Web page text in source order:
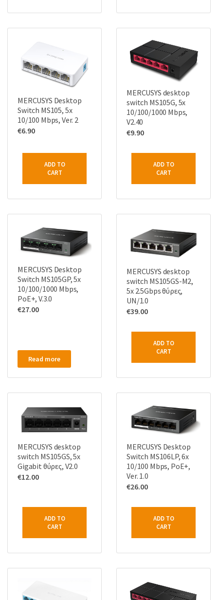
MERCUSYS Desktop
Switch MS105, 5x
10/100 Mbps, Ver. 2
€6.90
ADD TO
CART
MERCUSYS desktop
switch MS105G, 5x
10/100/1000 Mbps,
V2.40
€9.90
ADD TO
CART
MERCUSYS Desktop
Switch MS105GP, 5x
10/100/1000 Mbps,
PoE+, V.3.0
€27.00
Read more
MERCUSYS desktop
switch MS105GS-M2,
5x 2.5Gbps θύρες,
UN/1.0
€39.00
ADD TO
CART
MERCUSYS desktop
switch MS105GS, 5x
Gigabit θύρες, V2.0
€12.00
ADD TO
CART
MERCUSYS Desktop
Switch MS106LP, 6x
10/100 Mbps, PoE+,
Ver. 1.0
€26.00
ADD TO
CART